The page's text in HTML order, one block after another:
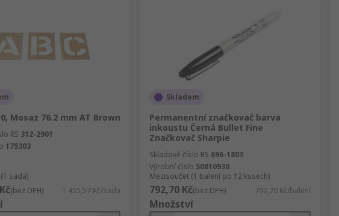
Mosaz 76.2 mm AT Brown
RS 312-2901
175303
sada)
(bez DPH) 1 455,57 Kč/sada
Skladem
Permanentní značkovač barva
inkoustu Černá Bullet Fine
Značkovač Sharpie
Skladové číslo RS 696-1803
Výrobní číslo S0810930
Mezisoučet (1 balení po 12 kusech)
792,70 Kč(bez DPH) 792,70 Kč/balení
Množství